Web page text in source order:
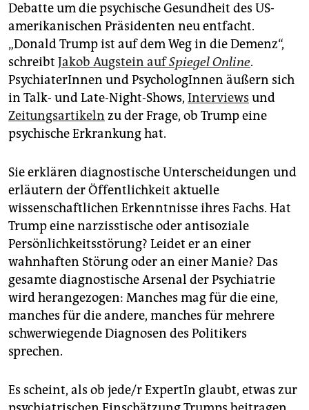
genossenschaft
epaper login
Debatte um die psychische Gesundheit des US-
amerikanischen Präsidenten neu entfacht.
„Donald Trump ist auf dem Weg in die Demenz“,
schreibt Jakob Augstein aufSpiegel Online.
PsychiaterInnen und PsychologInnen äußern sich
in Talk- und Late-Night-Shows, Interviews und
Zeitungsartikeln zu der Frage, ob Trump eine
psychische Erkrankung hat.
Sie erklären diagnostische Unterscheidungen und
erläutern der Öffentlichkeit aktuelle
wissenschaftlichen Erkenntnisse ihres Fachs. Hat
Trump eine narzisstische oder antisoziale
Persönlichkeitsstörung? Leidet er an einer
wahnhaften Störung oder an einer Manie? Das
gesamte diagnostische Arsenal der Psychiatrie
wird herangezogen: Manches mag für die eine,
manches für die andere, manches für mehrere
schwerwiegende Diagnosen des Politikers
sprechen.
Es scheint, als ob jede/r ExpertIn glaubt, etwas zur